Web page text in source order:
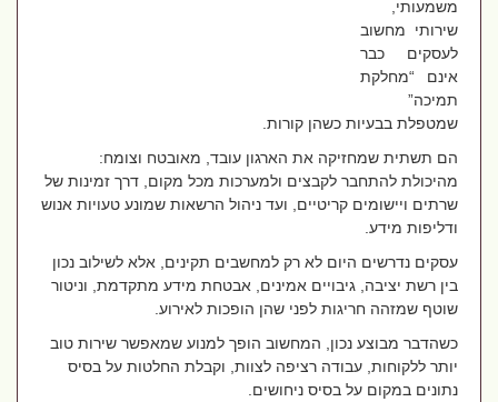
משמעותי,
שירותי מחשוב
לעסקים כבר
אינם “מחלקת
תמיכה”
שמטפלת בבעיות כשהן קורות.
הם תשתית שמחזיקה את הארגון עובד, מאובטח וצומח:
מהיכולת להתחבר לקבצים ולמערכות מכל מקום, דרך זמינות של
שרתים ויישומים קריטיים, ועד ניהול הרשאות שמונע טעויות אנוש
ודליפות מידע.
עסקים נדרשים היום לא רק למחשבים תקינים, אלא לשילוב נכון
בין רשת יציבה, גיבויים אמינים, אבטחת מידע מתקדמת, וניטור
שוטף שמזהה חריגות לפני שהן הופכות לאירוע.
כשהדבר מבוצע נכון, המחשוב הופך למנוע שמאפשר שירות טוב
יותר ללקוחות, עבודה רציפה לצוות, וקבלת החלטות על בסיס
נתונים במקום על בסיס ניחושים.